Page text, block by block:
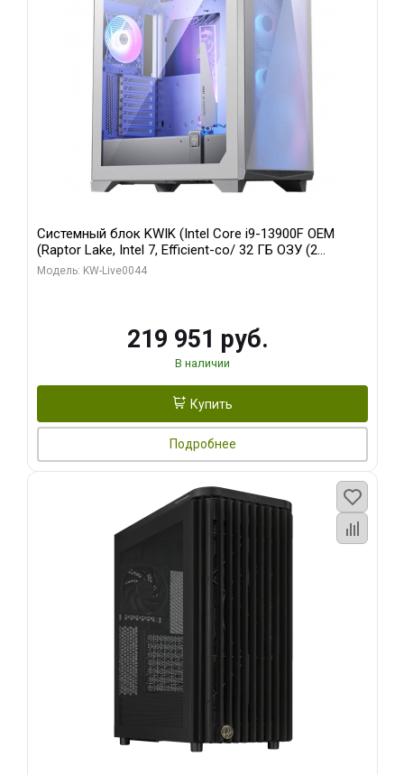
Системный блок KWIK (Intel Core i9-13900F OEM
(Raptor Lake, Intel 7, Efficient-co/ 32 ГБ ОЗУ (2
модуля)/ Gigabyte RTX5070Ti AERO OC 16GB GDDR7
Модель: KW-Live0044
219 951 руб.
В наличии
Купить
Подробнее